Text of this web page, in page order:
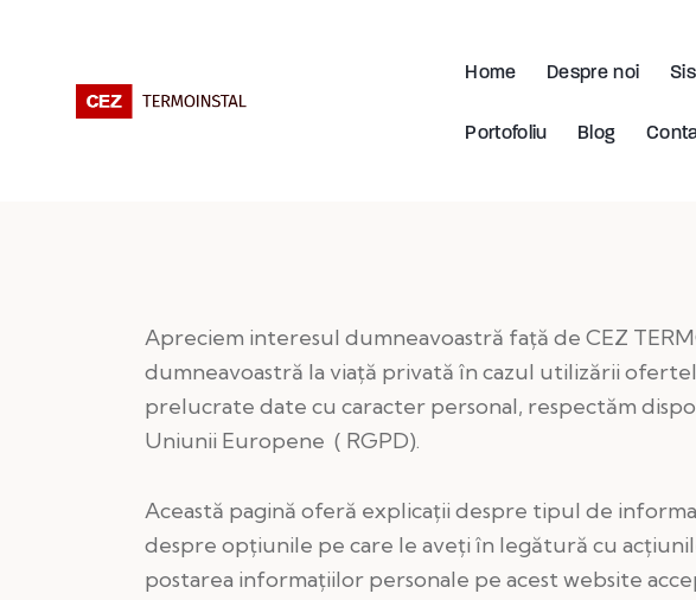
Home Despre noi
Portofoliu Blog
Apreciem interesul dumneavoastră față de CEZ
dumneavoastră la viață privată în cazul utilizării
prelucrate date cu caracter personal, respectăm
Uniunii Europene ( RGPD).
Această pagină oferă explicații despre tipul de
despre opțiunile pe care le aveți în legătură cu
postarea informațiilor personale pe acest website